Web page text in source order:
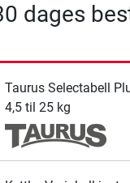
dages
Taurus Selectabell
4,5 til 25 kg